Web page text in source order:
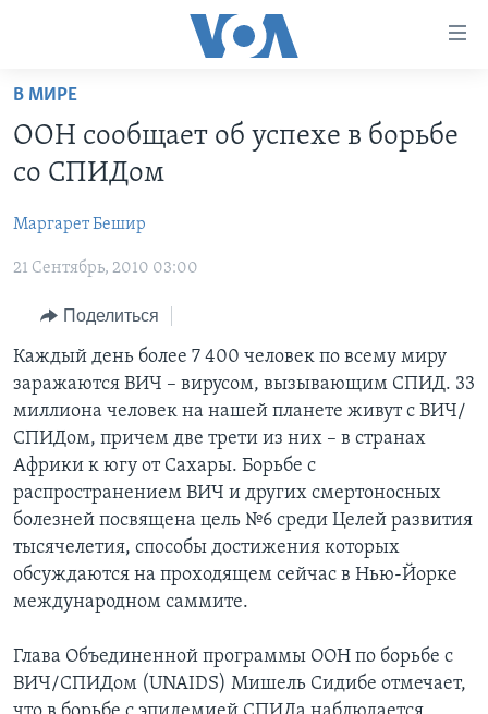
Перейти
основной
контент
навигации
Перейти
поиск
НОВОСТИ ЗА МИНУТУ
ИТОГИ
ПОЧЕМУ ЭТО ВАЖНО?
ДИСКУССИЯ VOA
ДЕТАЛИ
НЬЮ-ЙОРК NEW YORK
АМЕРИКА. БОЛЬШОЕ ПУТЕШЕСТВИЕ
УЧИМ АНГЛИЙСКИЙ
НАША АМЕРИКАНСКАЯ ИСТОРИЯ
А КАК В АМЕРИКЕ?
АРТЕФАКТЫ
АМЕРИКАНСКИЕ ГОРОДКИ
ТЕСТЫ
ЭКСПЕРТИЗА
ИНТЕРВЬЮ
ФАКТЫ ПРОТИВ ФЕЙКОВ
ЗА СВОБОДУ ПРЕССЫ
УЧИМ АНГЛИЙСКИЙ
ВИДЕО
ПОДПИСКА НА НОВОСТИ
Learning English
СОЦИАЛЬНЫЕ СЕТИ
Языки
В МИРЕ
ООН сообщает об успехе в борьбе
со СПИДом
Маргарет Бешир
21 Сентябрь, 2010 03:00
Поделиться
Каждый день более 7 400 человек по всему миру
заражаются ВИЧ – вирусом, вызывающим СПИД. 33
миллиона человек на нашей планете живут с ВИЧ/
СПИДом, причем две трети из них – в странах
Африки к югу от Сахары. Борьбе с
распространением ВИЧ и других смертоносных
болезней посвящена цель №6 среди Целей развития
тысячелетия, способы достижения которых
обсуждаются на проходящем сейчас в Нью-Йорке
международном саммите.
Глава Объединенной программы ООН по борьбе с
ВИЧ/СПИДом (UNAIDS) Мишель Сидибе отмечает,